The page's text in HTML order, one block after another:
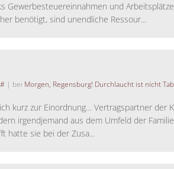
Gewerbesteuereinnahmen und
benötigt, sind unendliche Ressour...
# | bei Morgen, Regensburg! Durchlaucht ist nicht
kurz zur Einordnung… Vertragspartner der
irgendjemand aus dem Umfeld der
hatte sie bei der Zusa...